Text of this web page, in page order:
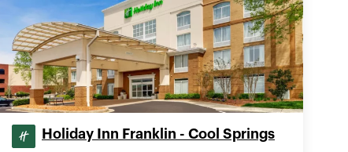
Holiday Inn Franklin - Cool Springs